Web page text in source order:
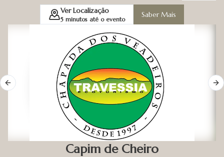
Ver Localização
5 minutos até o evento
Saber Mais
Previous slide
Capim de Cheiro